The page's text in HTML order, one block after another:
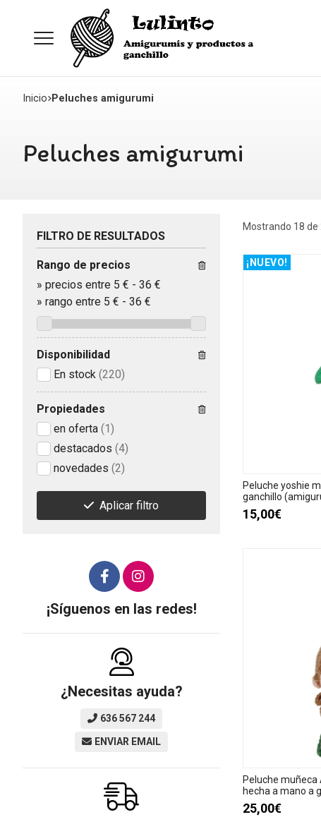
Inicio Peluches amigurumi
Peluches amigurumi
Mostrando 18
¡NUEVO!
Peluche yoshie
ganchillo
15,00€
Peluche
hecha a mano a
25,00€
FILTRO DE RESULTADOS
Rango de precios
» precios entre 5 € - 36 €
» rango entre 5 € - 36 €
Disponibilidad
En stock (220)
Propiedades
en oferta (1)
destacados (4)
novedades (2)
Aplicar filtro
¡Síguenos en las redes!
¿Necesitas ayuda?
636 567 244
ENVIAR EMAIL